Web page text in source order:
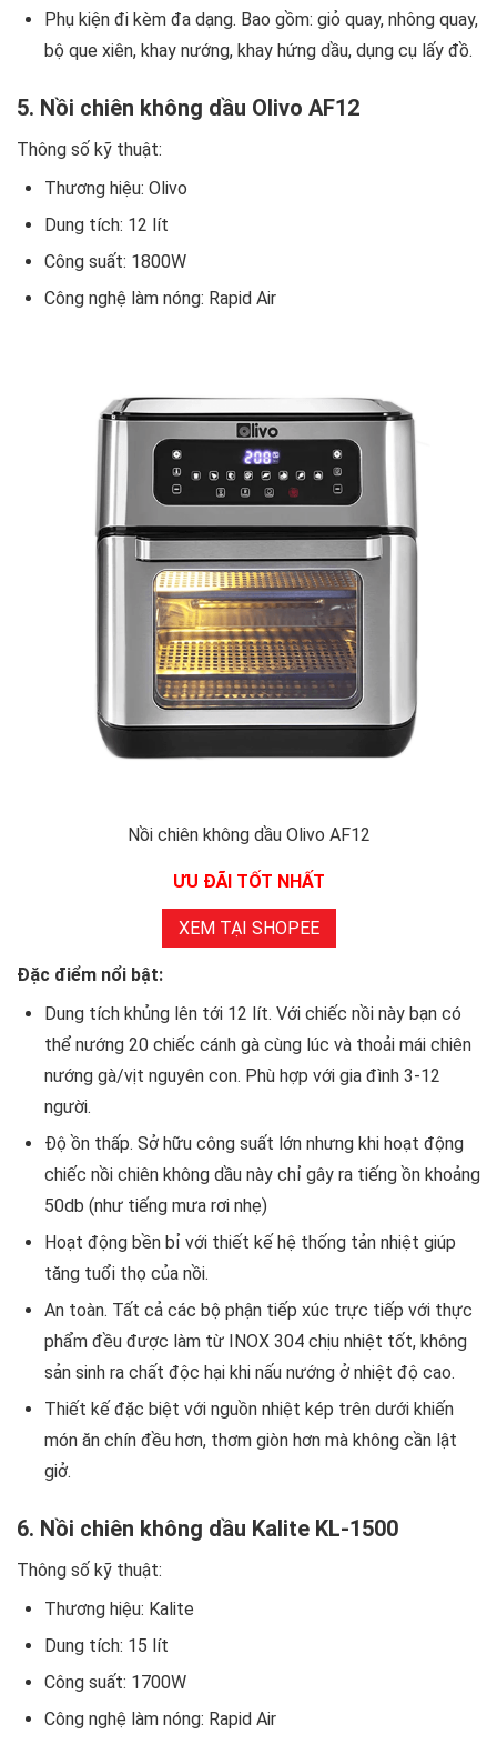
Phụ kiện đi kèm đa dạng. Bao gồm: giỏ quay, nhông quay,
bộ que xiên, khay nướng, khay hứng dầu, dụng cụ lấy đồ.
5. Nồi chiên không dầu Olivo AF12
Thông số kỹ thuật:
Thương hiệu: Olivo
Dung tích: 12 lít
Công suất: 1800W
Công nghệ làm nóng: Rapid Air
Nồi chiên không dầu Olivo AF12
ƯU ĐÃI TỐT NHẤT
XEM TẠI SHOPEE
Đặc điểm nổi bật:
Dung tích khủng lên tới 12 lít. Với chiếc nồi này bạn có
thể nướng 20 chiếc cánh gà cùng lúc và thoải mái chiên
nướng gà/vịt nguyên con. Phù hợp với gia đình 3-12
người.
Độ ồn thấp. Sở hữu công suất lớn nhưng khi hoạt động
chiếc nồi chiên không dầu này chỉ gây ra tiếng ồn khoảng
50db (như tiếng mưa rơi nhẹ)
Hoạt động bền bỉ với thiết kế hệ thống tản nhiệt giúp
tăng tuổi thọ của nồi.
An toàn. Tất cả các bộ phận tiếp xúc trực tiếp với thực
phẩm đều được làm từ INOX 304 chịu nhiệt tốt, không
sản sinh ra chất độc hại khi nấu nướng ở nhiệt độ cao.
Thiết kế đặc biệt với nguồn nhiệt kép trên dưới khiến
món ăn chín đều hơn, thơm giòn hơn mà không cần lật
giở.
6. Nồi chiên không dầu Kalite KL-1500
Thông số kỹ thuật:
Thương hiệu: Kalite
Dung tích: 15 lít
Công suất: 1700W
Công nghệ làm nóng: Rapid Air